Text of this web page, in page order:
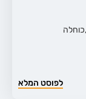
כוחלה
לפוסט המלא